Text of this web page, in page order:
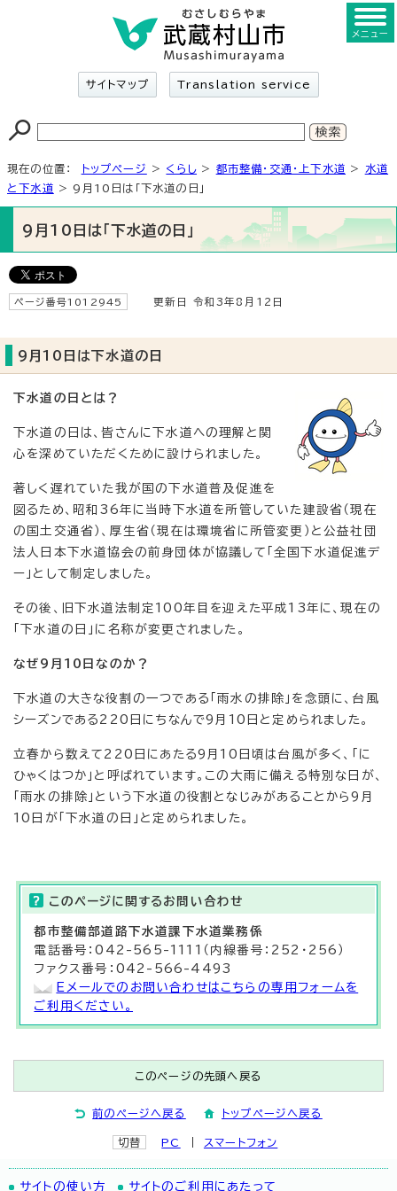
サイトマップ Translation service
メニュー
現在の位置： トップページ > くらし > 都市整備・交通・上下水道 >
水道
と下水道 > 9月10日は「下水道の日」
9月10日は「下水道の日」
ページ番号1012945 更新日 令和3年8月12日
9月10日は下水道の日
下水道の日とは？
下水道の日は、皆さんに下水道への理解と関
心を深めていただくために設けられました。
著しく遅れていた我が国の下水道普及促進を
図るため、昭和36年に当時下水道を所管していた建設省（現在
の国土交通省）、厚生省（現在は環境省に所管変更）と公益社団
法人日本下水道協会の前身団体が協議して「全国下水道促進デ
ー」として制定しました。
その後、旧下水道法制定100年目を迎えた平成13年に、現在の
「下水道の日」に名称が変更されました。
なぜ9月10日なのか？
下水道の大きな役割の一つである「雨水の排除」を念頭に、台風
シーズンである220日にちなんで9月10日と定められました。
立春から数えて220日にあたる9月10日頃は台風が多く、「に
ひゃくはつか」と呼ばれています。この大雨に備える特別な日が、
「雨水の排除」という下水道の役割となじみがあることから9月
10日が「下水道の日」と定められました。
このページに関する お問い合わせ
都市整備部道路下水道課 下水道業務係
電話番号：042-565-1111（内線番号：252・256）
ファクス番号：042-566-4493
Eメールでのお問い合わせはこちらの専用フォームを
ご利用ください。
このページの先頭へ戻る
前のページへ戻る トップページへ戻る
切替 PC スマートフォン
サイトの使い方 サイトのご利用にあたって